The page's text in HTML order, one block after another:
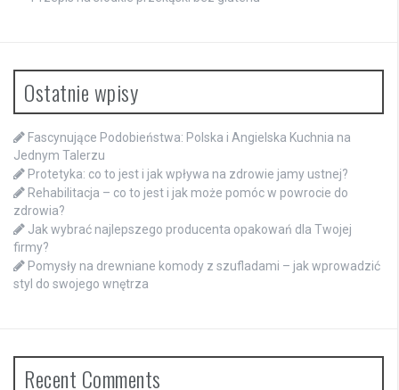
Ostatnie wpisy
Fascynujące Podobieństwa: Polska i Angielska Kuchnia na
Jednym Talerzu
Protetyka: co to jest i jak wpływa na zdrowie jamy ustnej?
Rehabilitacja – co to jest i jak może pomóc w powrocie do
zdrowia?
Jak wybrać najlepszego producenta opakowań dla Twojej
firmy?
Pomysły na drewniane komody z szufladami – jak wprowadzić
styl do swojego wnętrza
Recent Comments